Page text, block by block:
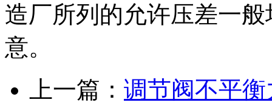
造厂所列的允许压差一
意。
上一篇： 调节阀不平